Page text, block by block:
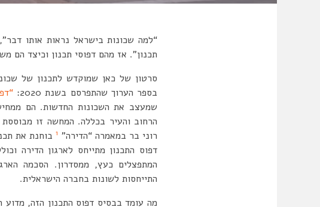
תכנון”. אז מהם דפוסי תכנון וכיצד הם
סרטון של כאן שמוקדש לתכנון של
בספר הערוך שהתפרסם בשנת 2020:
שמעצב את השכונות החדשות. הם
הרחוב והעיר בכללה. המחשה זו
רוני בר במאמרה “הדירה” 1בוחנת את
דפוס התכנון מתייחס לארגון הדירה
המתפצלים כעץ, ממסדרון. הסכמה
התייחסות לשונות בחברה הישראלית.
מה עומד בבסיס דפוס התכנון הזה, מדוע